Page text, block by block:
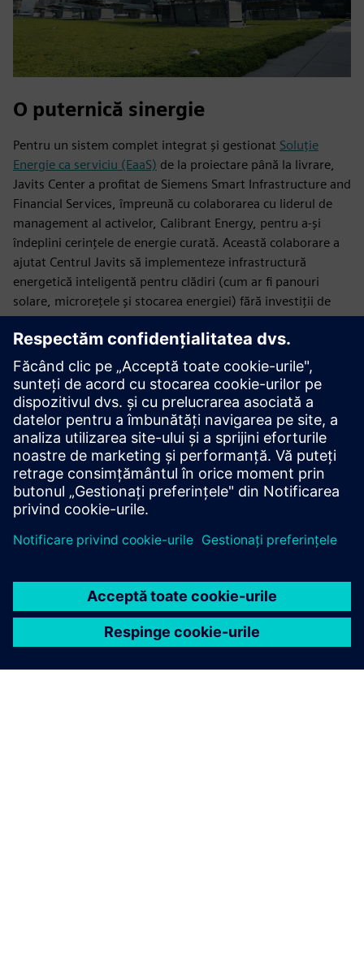
O puternică sinergie
Pentru un sistem complet integrat și gestionat Soluție
Energie ca serviciu (EaaS) de la proiectare până la livrare,
Javits Center a profitat de Siemens Smart Infrastructure and
Financial Services, împreună cu colaborarea cu liderul de
management al activelor, Calibrant Energy, pentru a-și
îndeplini cerințele de energie curată. Această colaborare a
ajutat Centrul Javits să implementeze infrastructură
energetică inteligentă pentru clădiri (cum ar fi panouri
solare, microrețele și stocarea energiei) fără investiții de
capital în avans și fără risc operațional sau de performanță.
Pe lângă faptul că oferă economii de cerere Javits, bateria
ajută și la atenuarea celei mai congestionate rețele
ConeDison. Sistemul personalizat de baldachin solar a fost
conceput special pentru a se potrivi caracteristicilor unice
ale unuia dintre cele mai mari acoperișuri verzi din SUA.
Descărcați ghidul electronic EaaS